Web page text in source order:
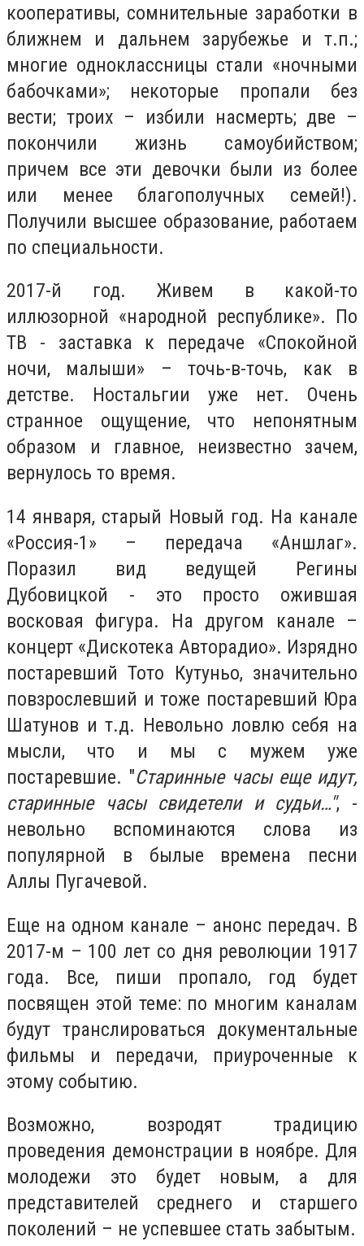
кооперативы, сомнительные заработки в
ближнем и дальнем зарубежье и т.п.;
многие одноклассницы стали «ночными
бабочками»; некоторые пропали без
вести; троих – избили насмерть; две –
покончили жизнь самоубийством;
причем все эти девочки были из более
или менее благополучных семей!).
Получили высшее образование, работаем
по специальности.
2017-й год. Живем в какой-то
иллюзорной «народной республике». По
ТВ - заставка к передаче «Спокойной
ночи, малыши» – точь-в-точь, как в
детстве. Ностальгии уже нет. Очень
странное ощущение, что непонятным
образом и главное, неизвестно зачем,
вернулось то время.
14 января, старый Новый год. На канале
«Россия-1» – передача «Аншлаг».
Поразил вид ведущей Регины
Дубовицкой - это просто ожившая
восковая фигура. На другом канале –
концерт «Дискотека Авторадио». Изрядно
постаревший Тото Кутуньо, значительно
повзрослевший и тоже постаревший Юра
Шатунов и т.д. Невольно ловлю себя на
мысли, что и мы с мужем уже
постаревшие. "Старинные часы еще идут,
старинные часы свидетели и судьи…", -
невольно вспоминаются слова из
популярной в былые времена песни
Аллы Пугачевой.
Еще на одном канале – анонс передач. В
2017-м – 100 лет со дня революции 1917
года. Все, пиши пропало, год будет
посвящен этой теме: по многим каналам
будут транслироваться документальные
фильмы и передачи, приуроченные к
этому событию.
Возможно, возродят традицию
проведения демонстрации в ноябре. Для
молодежи это будет новым, а для
представителей среднего и старшего
поколений – не успевшее стать забытым.